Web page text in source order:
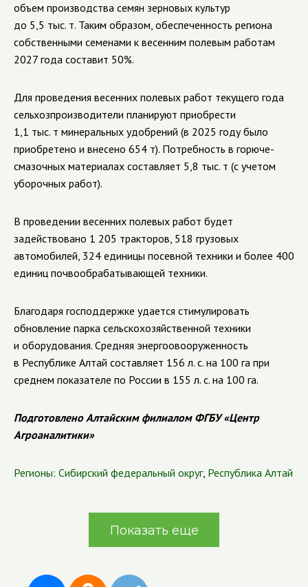
объем производства семян зерновых культур
до 5,5 тыс. т. Таким образом, обеспеченность региона
собственными семенами к весенним полевым работам
2027 года составит 50%.
Для проведения весенних полевых работ текущего года
сельхозпроизводители планируют приобрести
1,1 тыс. т минеральных удобрений (в 2025 году было
приобретено и внесено 654 т). Потребность в горюче-
смазочных материалах составляет 5,8 тыс. т (с учетом
уборочных работ).
В проведении весенних полевых работ будет
задействовано 1 205 тракторов, 518 грузовых
автомобилей, 324 единицы посевной техники и более 400
единиц почвообрабатывающей техники.
Благодаря господдержке удается стимулировать
обновление парка сельскохозяйственной техники
и оборудования. Средняя энергоовооруженность
в Республике Алтай составляет 156 л. с. на 100 га при
среднем показателе по России в 155 л. с. на 100 га.
Подготовлено Алтайским филиалом ФГБУ «Центр
Агроаналитики»
Регионы: Сибирский федеральный округ, Республика Алтай
Показать еще